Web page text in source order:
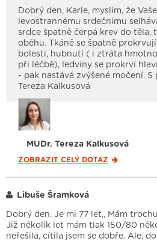
Dobrý den, Karle, myslím, že
levostrannému srdečnímu
srdce špatně čerpá krev do těla,
oběhu. Tkáně se špatně
bolesti, hubnutí ( i ztráta
při léčbě), ledviny se prokrví
- pak nastává zvýšené močení. S
Tereza Kalkusová
MUDr. Tereza Kalkusová
ZOBRAZIT CELÝ DOTAZ
Libuše Šramková
Dobrý den. Je mi 77 let,, Mám
Již několik let mám tlak 150/80
neřešila, cítila jsem se dobře. Ale,